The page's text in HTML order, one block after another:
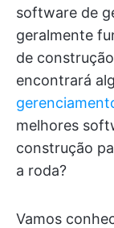
software de
geralmente
de
encontrará
melhores
construção
a roda?
Vamos